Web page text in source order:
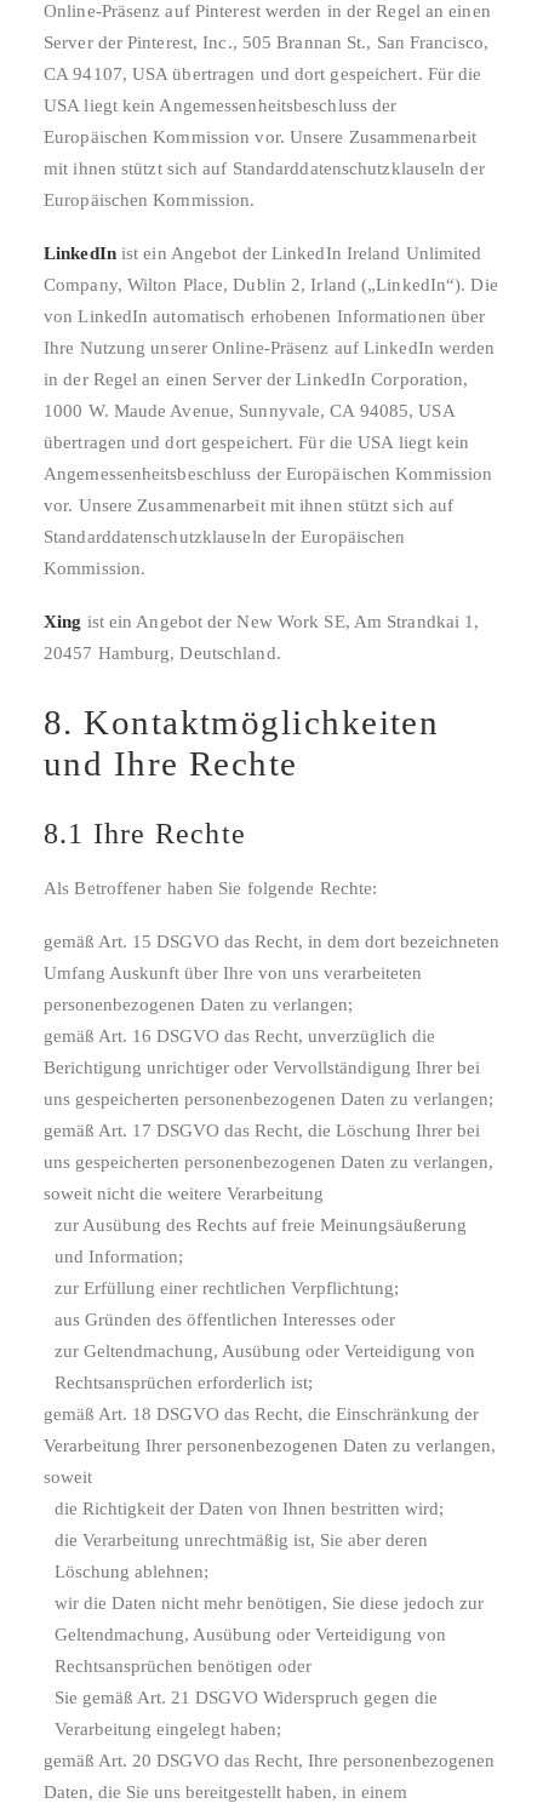
Online-Präsenz auf Pinterest werden in der Regel an einen
Server der Pinterest, Inc., 505 Brannan St., San Francisco,
CA 94107, USA übertragen und dort gespeichert. Für die
USA liegt kein Angemessenheitsbeschluss der
Europäischen Kommission vor. Unsere Zusammenarbeit
mit ihnen stützt sich auf Standarddatenschutzklauseln der
Europäischen Kommission.
LinkedIn ist ein Angebot der LinkedIn Ireland Unlimited
Company, Wilton Place, Dublin 2, Irland („LinkedIn“). Die
von LinkedIn automatisch erhobenen Informationen über
Ihre Nutzung unserer Online-Präsenz auf LinkedIn werden
in der Regel an einen Server der LinkedIn Corporation,
1000 W. Maude Avenue, Sunnyvale, CA 94085, USA
übertragen und dort gespeichert. Für die USA liegt kein
Angemessenheitsbeschluss der Europäischen Kommission
vor. Unsere Zusammenarbeit mit ihnen stützt sich auf
Standarddatenschutzklauseln der Europäischen
Kommission.
Xing ist ein Angebot der New Work SE, Am Strandkai 1,
20457 Hamburg, Deutschland.
8. Kontaktmöglichkeiten
und Ihre Rechte
8.1 Ihre Rechte
Als Betroffener haben Sie folgende Rechte:
gemäß Art. 15 DSGVO das Recht, in dem dort bezeichneten
Umfang Auskunft über Ihre von uns verarbeiteten
personenbezogenen Daten zu verlangen;
gemäß Art. 16 DSGVO das Recht, unverzüglich die
Berichtigung unrichtiger oder Vervollständigung Ihrer bei
uns gespeicherten personenbezogenen Daten zu verlangen;
gemäß Art. 17 DSGVO das Recht, die Löschung Ihrer bei
uns gespeicherten personenbezogenen Daten zu verlangen,
soweit nicht die weitere Verarbeitung
zur Ausübung des Rechts auf freie Meinungsäußerung
und Information;
zur Erfüllung einer rechtlichen Verpflichtung;
aus Gründen des öffentlichen Interesses oder
zur Geltendmachung, Ausübung oder Verteidigung von
Rechtsansprüchen erforderlich ist;
gemäß Art. 18 DSGVO das Recht, die Einschränkung der
Verarbeitung Ihrer personenbezogenen Daten zu verlangen,
soweit
die Richtigkeit der Daten von Ihnen bestritten wird;
die Verarbeitung unrechtmäßig ist, Sie aber deren
Löschung ablehnen;
wir die Daten nicht mehr benötigen, Sie diese jedoch zur
Geltendmachung, Ausübung oder Verteidigung von
Rechtsansprüchen benötigen oder
Sie gemäß Art. 21 DSGVO Widerspruch gegen die
Verarbeitung eingelegt haben;
gemäß Art. 20 DSGVO das Recht, Ihre personenbezogenen
Daten, die Sie uns bereitgestellt haben, in einem